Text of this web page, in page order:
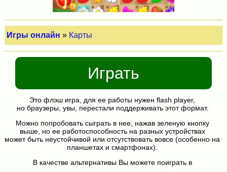
Игры онлайн » Карты
Играть
Это флэш игра, для ее работы нужен flash player,
но браузеры, увы, перестали поддерживать этот формат.
Можно попробовать сыграть в нее, нажав зеленую кнопку
выше, но ее работоспособность на разных устройствах
может быть неустойчивой или отсутствовать вовсе (особенно на
планшетах и смартфонах).
В качестве альтернативы Вы можете поиграть в